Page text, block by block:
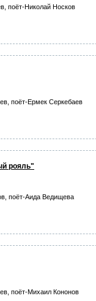
поёт-Николай Носков
поёт-Ермек Серкебаев
рояль"
поёт-Аида Ведищева
поёт-Михаил Кононов